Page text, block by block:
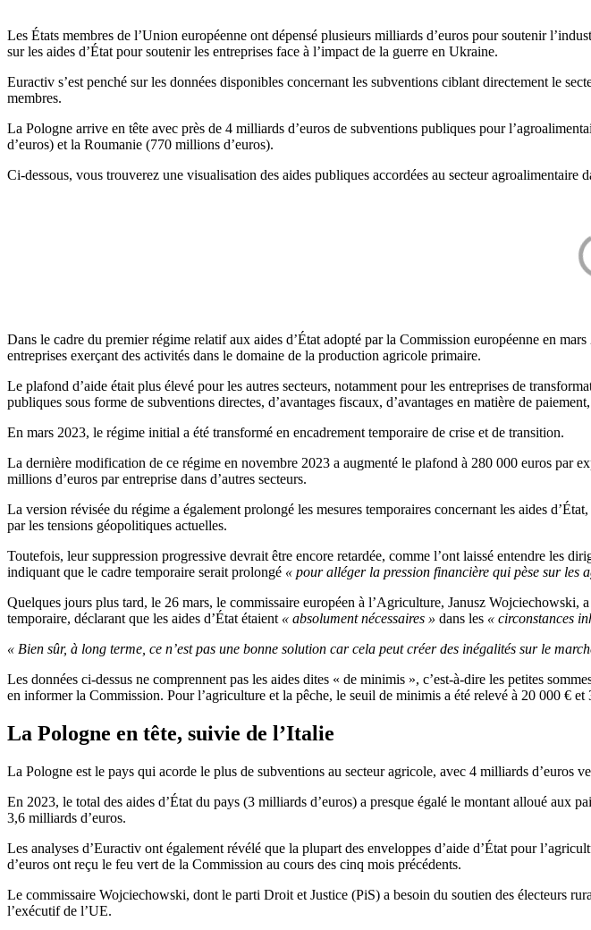
Les États membres de l’Union européenne ont dépensé plusieurs milliards d’euros pour soutenir
sur les aides d’État pour soutenir les entreprises face à l’impact de la guerre en Ukraine.
Euractiv s’est penché sur les données disponibles concernant les subventions ciblant directement le
membres.
La Pologne arrive en tête avec près de 4 milliards d’euros de subventions publiques pour
d’euros) et la Roumanie (770 millions d’euros).
Ci-dessous, vous trouverez une visualisation des aides publiques accordées au secteur agroalimentaire
Dans le cadre du premier régime relatif aux aides d’État adopté par la Commission européenne en
entreprises exerçant des activités dans le domaine de la production agricole primaire.
Le plafond d’aide était plus élevé pour les autres secteurs, notamment pour les entreprises de
publiques sous forme de subventions directes, d’avantages fiscaux, d’avantages en matière de
En mars 2023, le régime initial a été transformé en encadrement temporaire de crise et de transition.
La dernière modification de ce régime en novembre 2023 a augmenté le plafond à 280 000 euros par
millions d’euros par entreprise dans d’autres secteurs.
La version révisée du régime a également prolongé les mesures temporaires concernant les aides
par les tensions géopolitiques actuelles.
Toutefois, leur suppression progressive devrait être encore retardée, comme l’ont laissé entendre les
indiquant que le cadre temporaire serait prolongé « pour alléger la pression financière qui pèse sur les
Quelques jours plus tard, le 26 mars, le commissaire européen à l’Agriculture, Janusz
temporaire, déclarant que les aides d’État étaient « absolument nécessaires » dans les « circonstances
« Bien sûr, à long terme, ce n’est pas une bonne solution car cela peut créer des inégalités sur le
Les données ci-dessus ne comprennent pas les aides dites « de minimis », c’est-à-dire les petites
en informer la Commission. Pour l’agriculture et la pêche, le seuil de minimis a été relevé à 20 000 €
La Pologne en tête, suivie de l’Italie
La Pologne est le pays qui acorde le plus de subventions au secteur agricole, avec 4 milliards d’euros
En 2023, le total des aides d’État du pays (3 milliards d’euros) a presque égalé le montant alloué
3,6 milliards d’euros.
Les analyses d’Euractiv ont également révélé que la plupart des enveloppes d’aide d’État pour
d’euros ont reçu le feu vert de la Commission au cours des cinq mois précédents.
Le commissaire Wojciechowski, dont le parti Droit et Justice (PiS) a besoin du soutien des électeurs
l’exécutif de l’UE.